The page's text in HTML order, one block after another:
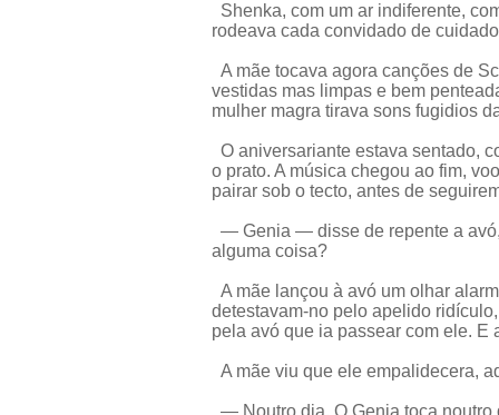
Shenka, com um ar indiferente,
rodeava cada convidado de
A mãe tocava agora canções de
vestidas mas limpas e bem
mulher magra tirava sons fugidios
O aniversariante estava sentado,
o prato. A música chegou ao fim,
pairar sob o tecto, antes de
— Genia — disse de repente a
alguma coisa?
A mãe lançou à avó um olhar
detestavam-no pelo apelido
pela avó que ia passear com ele. E
A mãe viu que ele empalidecera,
— Noutro dia. O Genia toca noutro